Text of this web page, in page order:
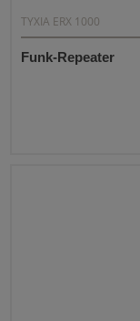
TYXIA ERX 1000
Funk-Repeater